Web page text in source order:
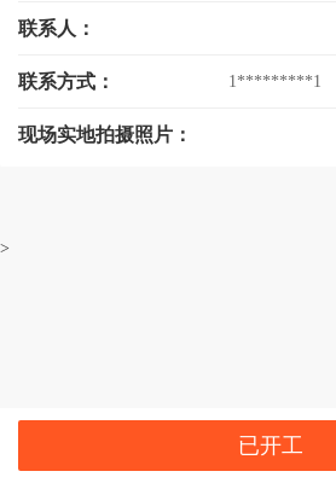
联系人：
联系方式： 1*********1
现场实地拍摄照片：
已开工
>